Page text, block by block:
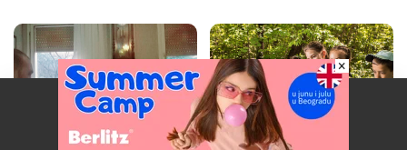
Naš vebsajt koristi kolačiće da poboljša vaše iskustvo.
Prihvatam
×